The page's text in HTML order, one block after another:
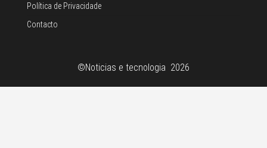
Política de Privacidade
Contacto
©Noticias e tecnologia 2026